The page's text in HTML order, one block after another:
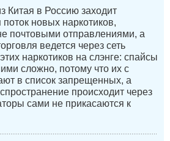
Китая в Россию заходит
новых наркотиков,
почтовыми отправлениями, а
ведется через сеть
наркотиков на слэнге: спайсы
сложно, потому что их с
в список запрещенных, а
происходит через
сами не прикасаются к